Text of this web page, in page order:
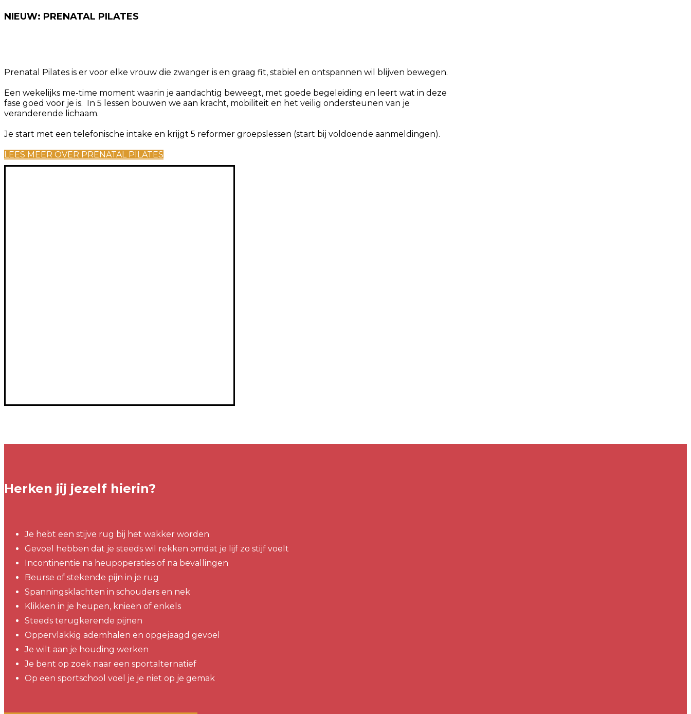
NIEUW: PRENATAL PILATES
Prenatal Pilates is er voor elke vrouw die zwanger is en graag fit, stabiel en ontspannen wil blijven bewegen.
Een wekelijks me-time moment waarin je aandachtig beweegt, met goede begeleiding en leert wat in deze
fase goed voor je is. In 5 lessen bouwen we aan kracht, mobiliteit en het veilig ondersteunen van je
veranderende lichaam.
Je start met een telefonische intake en krijgt 5 reformer groepslessen (start bij voldoende aanmeldingen).
LEES MEER OVER PRENATAL PILATES
Herken jij jezelf hierin?
Je hebt een stijve rug bij het wakker worden
Gevoel hebben dat je steeds wil rekken omdat je lijf zo stijf voelt
Incontinentie na heupoperaties of na bevallingen
Beurse of stekende pijn in je rug
Spanningsklachten in schouders en nek
Klikken in je heupen, knieën of enkels
Steeds terugkerende pijnen
Oppervlakkig ademhalen en opgejaagd gevoel
Je wilt aan je houding werken
Je bent op zoek naar een sportalternatief
Op een sportschool voel je je niet op je gemak